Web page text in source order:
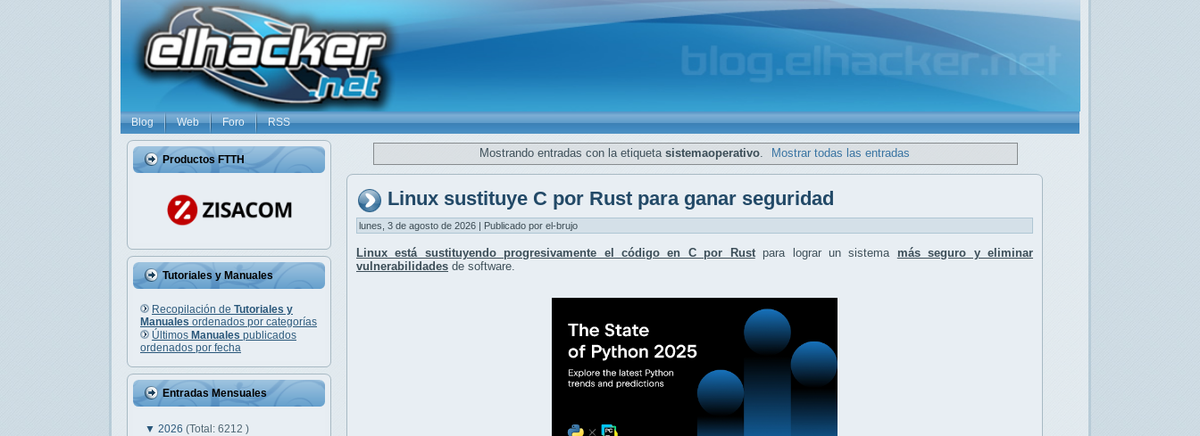
Blog Web Foro RSS
Productos FTTH
Tutoriales y Manuales
Recopilación de Tutoriales y
Manuales ordenados por categorías
Últimos Manuales publicados
ordenados por fecha
Entradas Mensuales
▼ 2026 (Total: 6212 )
Mostrando entradas con la etiqueta sistemaoperativo. Mostrar todas las entradas
Linux sustituye C por Rust para ganar seguridad
lunes, 3 de agosto de 2026 | Publicado por el-brujo
Linux está sustituyendo progresivamente el código en C por Rustpara lograr un sistema más seguro y eliminar
vulnerabilidades de software.